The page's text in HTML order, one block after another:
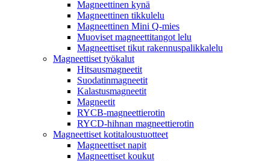
Magneettinen kynä
Magneettinen tikkulelu
Magneettinen Mini Q-mies
Muoviset magneettitangot lelu
Magneettiset tikut rakennuspalikkalelu
Magneettiset työkalut
Hitsausmagneetit
Suodatinmagneetit
Kalastusmagneetit
Magneetit
RYCB-magneettierotin
RYCD-hihnan magneettierotin
Magneettiset kotitaloustuotteet
Magneettiset napit
Magneettiset koukut